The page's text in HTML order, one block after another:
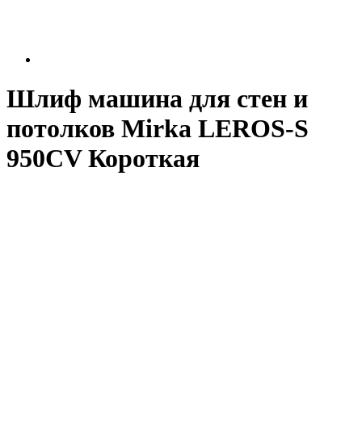
Шлиф машина для стен и
потолков Mirka LEROS-S
950CV Короткая